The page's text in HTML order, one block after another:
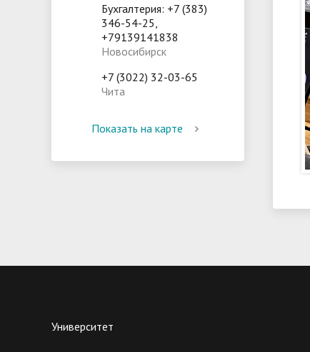
Бухгалтерия: +7 (383)
346-54-25,
+79139141838
Новосибирск
+7 (3022) 32-03-65
Чита
Показать на карте
Университет